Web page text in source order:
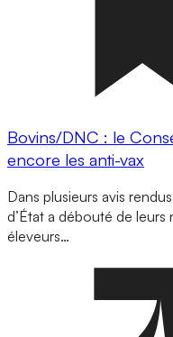
Bovins/DNC : le
encore les anti-vax
Dans plusieurs avis
d’État a débouté de leurs
éleveurs…